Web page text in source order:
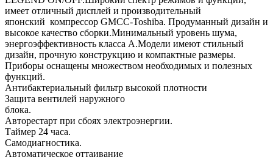
имеет отличный дисплей и производительный
японский компрессор GMCC-Toshiba. Продуманный дизайн и
высокое качество сборки.Минимальный уровень шума,
энергоэффективность класса А.Модели имеют стильный
дизайн, прочную конструкцию и компактные размеры.
Приборы оснащены множеством необходимых и полезных
функций.
Антибактериальный фильтр высокой плотности
Защита вентилей наружного
Авторестарт при сбоях электроэнергии.
Таймер 24 часа.
Самодиагностика.
Автоматическое оттаивание